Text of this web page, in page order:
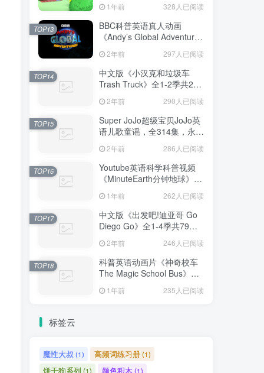
167集，1080P高清视频带英
文字幕，百度网盘下载！
1年前 328人已阅读
BBC科普英语真人动画
《Andy’s Global Adventures
集，1080P高清视频带英文
字幕，百度网盘下载
2年前 297人已阅读
TOP13
中文版《小汉克和垃圾车
Trash Truck》全1-2季共28
网盘下载！
2年前 290人已阅读
TOP14
Super JoJo超级宝贝JoJo英
语儿歌童谣，全314集，永久
带英文字幕，百度网盘下载
2年前 286人已阅读
TOP15
Youtube英语科学科普视频
《MinuteEarth分钟地球》每
366集，1080P高清视频带英
文字幕，百度网盘下载！
1年前 262人已阅读
TOP16
中文版《出发吧!迪亚哥 Go
Diego Go》全1-4季共79
载！2年前 246人已阅读
TOP17
科普英语动画片《神奇校车
The Magic School Bus》全
音频+PDF绘本，百度网盘下
1年前 235人已阅读
TOP18
标签云
魔性大叔 (1) 高频词练习册(1)
饼干狗系列 (1) 颜色积木 (1)